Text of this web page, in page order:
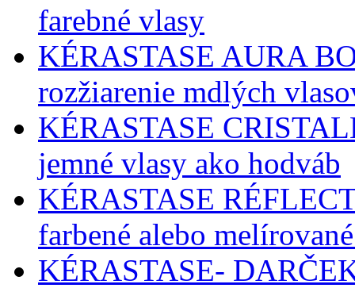
farebné vlasy
KÉRASTASE AURA
rozžiarenie mdlých
KÉRASTASE
jemné vlasy ako hodváb
KÉRASTASE
farbené alebo
KÉRASTASE-